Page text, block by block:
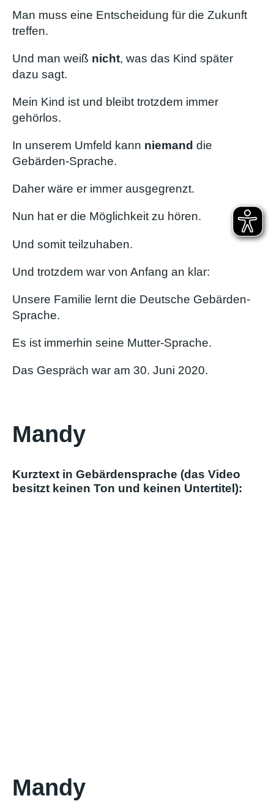
Man muss eine Entscheidung für die Zukunft
treffen.
Und man weiß nicht, was das Kind später
dazu sagt.
Mein Kind ist und bleibt trotzdem immer
gehörlos.
In unserem Umfeld kann niemand die
Gebärden-Sprache.
Daher wäre er immer ausgegrenzt.
Nun hat er die Möglichkeit zu hören.
Und somit teilzuhaben.
Und trotzdem war von Anfang an klar:
Unsere Familie lernt die Deutsche Gebärden-
Sprache.
Es ist immerhin seine Mutter-Sprache.
Das Gespräch war am 30. Juni 2020.
Mandy
Kurztext in Gebärdensprache (das Video
besitzt keinen Ton und keinen Untertitel):
Mandy